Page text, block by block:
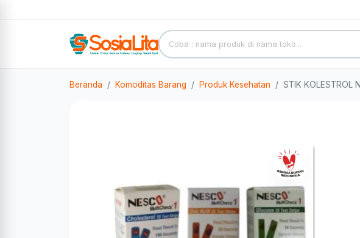
Beranda Komoditas Barang Produk Kesehatan STIK KOLESTROL